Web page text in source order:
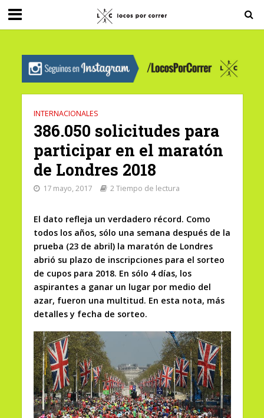
G-0X2PD3RFLV
INTERNACIONALES
386.050 solicitudes para
participar en el maratón
de Londres 2018
17 mayo, 2017 2 Tiempo de lectura
El dato refleja un verdadero récord. Como
todos los años, sólo una semana después de la
prueba (23 de abril) la maratón de Londres
abrió su plazo de inscripciones para el sorteo
de cupos para 2018. En sólo 4 días, los
aspirantes a ganar un lugar por medio del
azar, fueron una multitud. En esta nota, más
detalles y fecha de sorteo.